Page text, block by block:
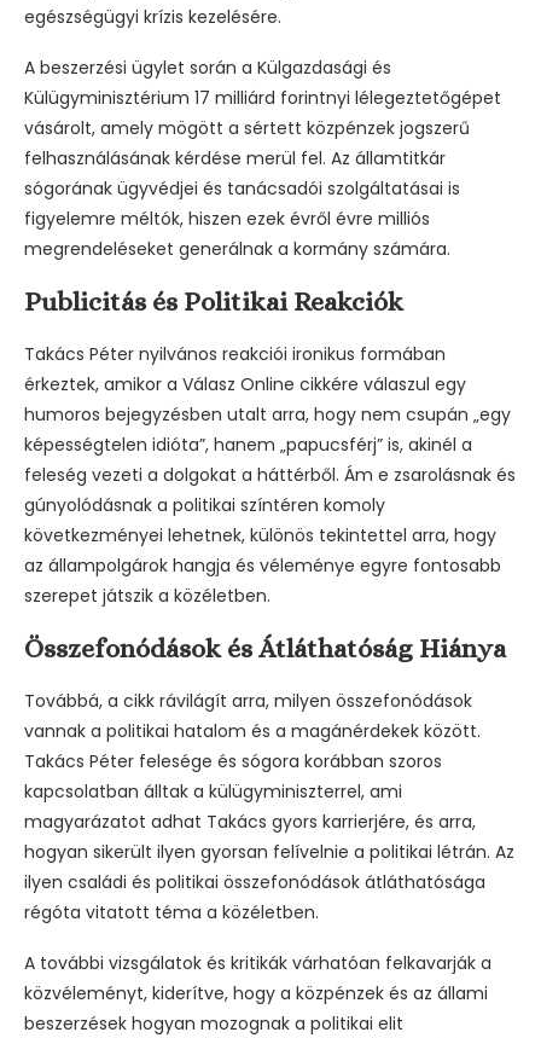
egészségügyi krízis kezelésére.
A beszerzési ügylet során a Külgazdasági és
Külügyminisztérium 17 milliárd forintnyi lélegeztetőgépet
vásárolt, amely mögött a sértett közpénzek jogszerű
felhasználásának kérdése merül fel. Az államtitkár
sógorának ügyvédjei és tanácsadói szolgáltatásai is
figyelemre méltók, hiszen ezek évről évre milliós
megrendeléseket generálnak a kormány számára.
Publicitás és Politikai Reakciók
Takács Péter nyilvános reakciói ironikus formában
érkeztek, amikor a Válasz Online cikkére válaszul egy
humoros bejegyzésben utalt arra, hogy nem csupán „egy
képességtelen idióta”, hanem „papucsférj” is, akinél a
feleség vezeti a dolgokat a háttérből. Ám e zsarolásnak és
gúnyolódásnak a politikai színtéren komoly
következményei lehetnek, különös tekintettel arra, hogy
az állampolgárok hangja és véleménye egyre fontosabb
szerepet játszik a közéletben.
Összefonódások és Átláthatóság Hiánya
Továbbá, a cikk rávilágít arra, milyen összefonódások
vannak a politikai hatalom és a magánérdekek között.
Takács Péter felesége és sógora korábban szoros
kapcsolatban álltak a külügyminiszterrel, ami
magyarázatot adhat Takács gyors karrierjére, és arra,
hogyan sikerült ilyen gyorsan felívelnie a politikai létrán. Az
ilyen családi és politikai összefonódások átláthatósága
régóta vitatott téma a közéletben.
A további vizsgálatok és kritikák várhatóan felkavarják a
közvéleményt, kiderítve, hogy a közpénzek és az állami
beszerzések hogyan mozognak a politikai elit